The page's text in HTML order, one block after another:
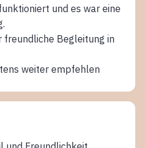
und es war eine
freundliche Begleitung in
weiter empfehlen